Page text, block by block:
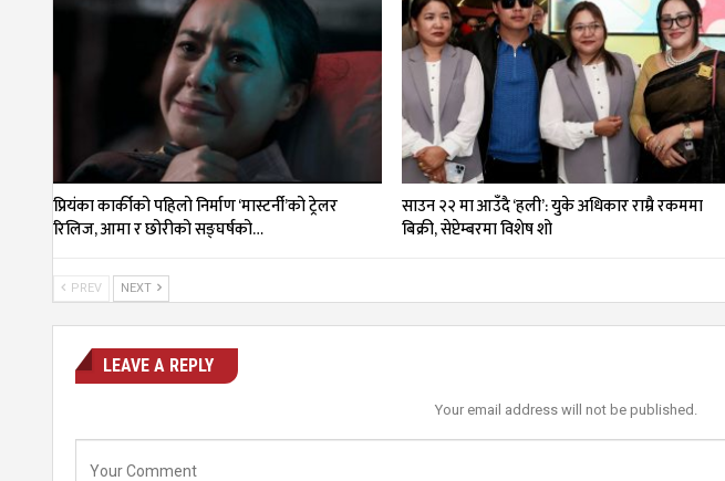
प्रियंका कार्कीको पहिलो निर्माण ‘मास्टर्नी’को ट्रेलर
रिलिज, आमा र छोरीको सङ्घर्षको…
साउन २२ मा आउँदै ‘हली’: युके अधिकार राम्रै रकममा
बिक्री, सेप्टेम्बरमा विशेष शो
PREV NEXT
LEAVE A REPLY
Your email address will not be published.